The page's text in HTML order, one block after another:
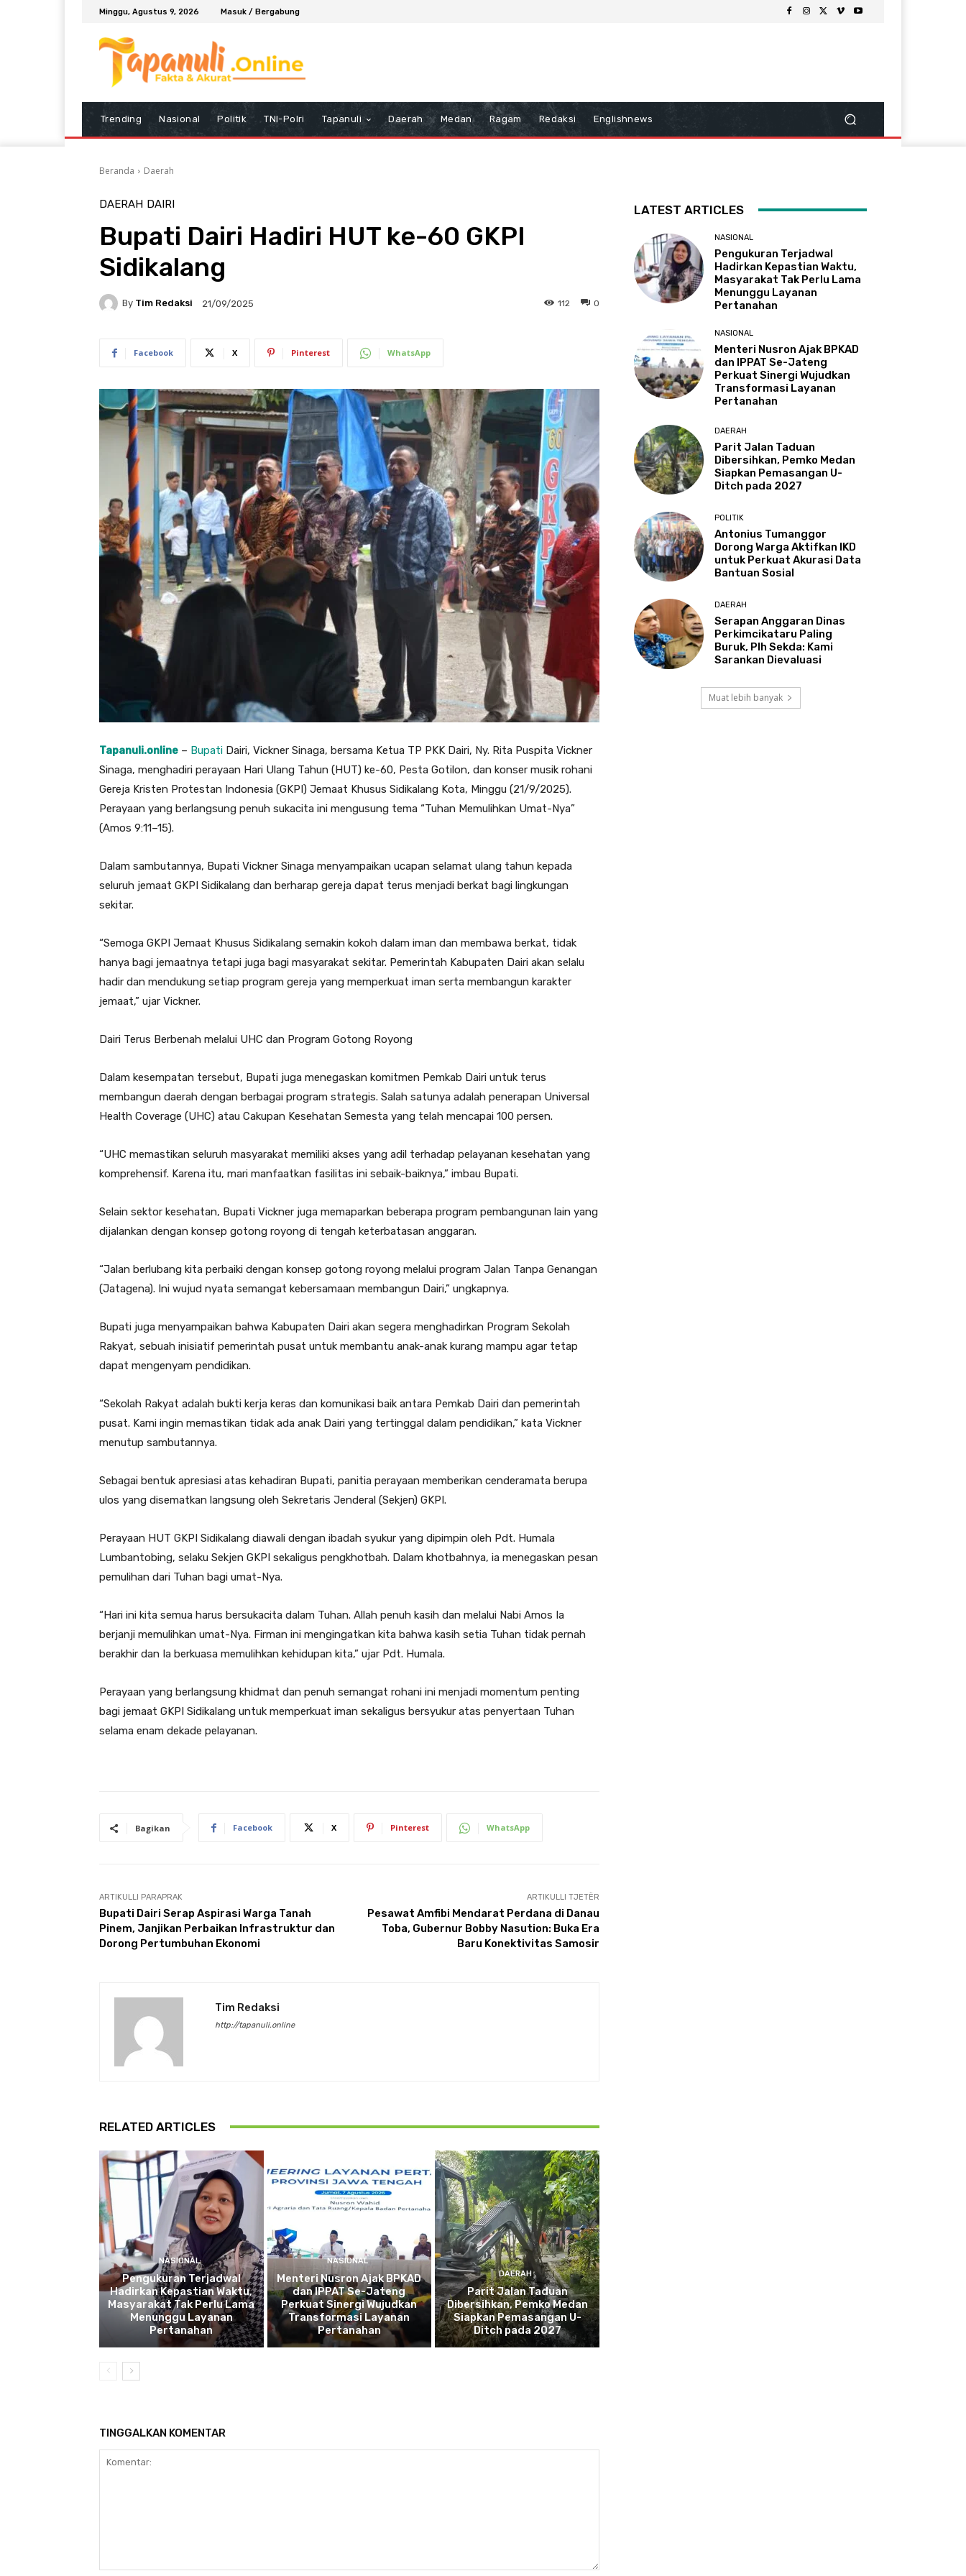
Minggu, Agustus 9, 2026 Masuk / Bergabung
Trending Nasional Politik TNI-Polri Tapanuli Daerah Medan Ragam Redaksi Englishnews
Beranda Daerah
DAERAH DAIRI
Bupati Dairi Hadiri HUT ke-60 GKPI
Sidikalang
By Tim Redaksi 21/09/2025 0
112
Facebook X Pinterest WhatsApp
Tapanuli.online – Bupati Dairi, Vickner Sinaga, bersama Ketua TP PKK Dairi, Ny. Rita Puspita Vickner
Sinaga, menghadiri perayaan Hari Ulang Tahun (HUT) ke-60, Pesta Gotilon, dan konser musik rohani
Gereja Kristen Protestan Indonesia (GKPI) Jemaat Khusus Sidikalang Kota, Minggu (21/9/2025).
Perayaan yang berlangsung penuh sukacita ini mengusung tema “Tuhan Memulihkan Umat-Nya”
(Amos 9:11–15).
Dalam sambutannya, Bupati Vickner Sinaga menyampaikan ucapan selamat ulang tahun kepada
seluruh jemaat GKPI Sidikalang dan berharap gereja dapat terus menjadi berkat bagi lingkungan
sekitar.
“Semoga GKPI Jemaat Khusus Sidikalang semakin kokoh dalam iman dan membawa berkat, tidak
hanya bagi jemaatnya tetapi juga bagi masyarakat sekitar. Pemerintah Kabupaten Dairi akan selalu
hadir dan mendukung setiap program gereja yang memperkuat iman serta membangun karakter
jemaat,” ujar Vickner.
Dairi Terus Berbenah melalui UHC dan Program Gotong Royong
Dalam kesempatan tersebut, Bupati juga menegaskan komitmen Pemkab Dairi untuk terus
membangun daerah dengan berbagai program strategis. Salah satunya adalah penerapan Universal
Health Coverage (UHC) atau Cakupan Kesehatan Semesta yang telah mencapai 100 persen.
“UHC memastikan seluruh masyarakat memiliki akses yang adil terhadap pelayanan kesehatan yang
komprehensif. Karena itu, mari manfaatkan fasilitas ini sebaik-baiknya,” imbau Bupati.
Selain sektor kesehatan, Bupati Vickner juga memaparkan beberapa program pembangunan lain yang
dijalankan dengan konsep gotong royong di tengah keterbatasan anggaran.
“Jalan berlubang kita perbaiki dengan konsep gotong royong melalui program Jalan Tanpa Genangan
(Jatagena). Ini wujud nyata semangat kebersamaan membangun Dairi,” ungkapnya.
Bupati juga menyampaikan bahwa Kabupaten Dairi akan segera menghadirkan Program Sekolah
Rakyat, sebuah inisiatif pemerintah pusat untuk membantu anak-anak kurang mampu agar tetap
dapat mengenyam pendidikan.
“Sekolah Rakyat adalah bukti kerja keras dan komunikasi baik antara Pemkab Dairi dan pemerintah
pusat. Kami ingin memastikan tidak ada anak Dairi yang tertinggal dalam pendidikan,” kata Vickner
menutup sambutannya.
Sebagai bentuk apresiasi atas kehadiran Bupati, panitia perayaan memberikan cenderamata berupa
ulos yang disematkan langsung oleh Sekretaris Jenderal (Sekjen) GKPI.
Perayaan HUT GKPI Sidikalang diawali dengan ibadah syukur yang dipimpin oleh Pdt. Humala
Lumbantobing, selaku Sekjen GKPI sekaligus pengkhotbah. Dalam khotbahnya, ia menegaskan pesan
pemulihan dari Tuhan bagi umat-Nya.
“Hari ini kita semua harus bersukacita dalam Tuhan. Allah penuh kasih dan melalui Nabi Amos Ia
berjanji memulihkan umat-Nya. Firman ini mengingatkan kita bahwa kasih setia Tuhan tidak pernah
berakhir dan Ia berkuasa memulihkan kehidupan kita,” ujar Pdt. Humala.
Perayaan yang berlangsung khidmat dan penuh semangat rohani ini menjadi momentum penting
bagi jemaat GKPI Sidikalang untuk memperkuat iman sekaligus bersyukur atas penyertaan Tuhan
selama enam dekade pelayanan.
Bagikan Facebook X Pinterest WhatsApp
ARTIKULLI PARAPRAK
Bupati Dairi Serap Aspirasi Warga Tanah
Pinem, Janjikan Perbaikan Infrastruktur dan
Dorong Pertumbuhan Ekonomi
ARTIKULLI TJETËR
Pesawat Amfibi Mendarat Perdana di Danau
Toba, Gubernur Bobby Nasution: Buka Era
Baru Konektivitas Samosir
Tim Redaksi
http://tapanuli.online
RELATED ARTICLES
NASIONAL
Pengukuran Terjadwal
Hadirkan Kepastian Waktu,
Masyarakat Tak Perlu Lama
Menunggu Layanan
Pertanahan
NASIONAL
Menteri Nusron Ajak BPKAD
dan IPPAT Se-Jateng
Perkuat Sinergi Wujudkan
Transformasi Layanan
Pertanahan
DAERAH
Parit Jalan Taduan
Dibersihkan, Pemko Medan
Siapkan Pemasangan U-
Ditch pada 2027
TINGGALKAN KOMENTAR
LATEST ARTICLES
NASIONAL
Pengukuran Terjadwal
Hadirkan Kepastian Waktu,
Masyarakat Tak Perlu Lama
Menunggu Layanan
Pertanahan
NASIONAL
Menteri Nusron Ajak BPKAD
dan IPPAT Se-Jateng
Perkuat Sinergi Wujudkan
Transformasi Layanan
Pertanahan
DAERAH
Parit Jalan Taduan
Dibersihkan, Pemko Medan
Siapkan Pemasangan U-
Ditch pada 2027
POLITIK
Antonius Tumanggor
Dorong Warga Aktifkan IKD
untuk Perkuat Akurasi Data
Bantuan Sosial
DAERAH
Serapan Anggaran Dinas
Perkimcikataru Paling
Buruk, Plh Sekda: Kami
Sarankan Dievaluasi
Muat lebih banyak